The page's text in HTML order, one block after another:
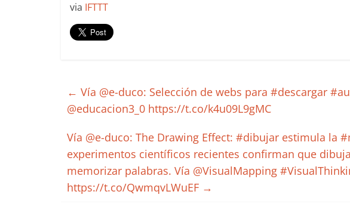
via IFTTT
← Vía @e-duco: Selección de webs para #descargar
@educacion3_0 https://t.co/k4u09L9gMC
Vía @e-duco: The Drawing Effect: #dibujar estimula la
experimentos científicos recientes confirman que
memorizar palabras. Vía @VisualMapping
https://t.co/QwmqvLWuEF →